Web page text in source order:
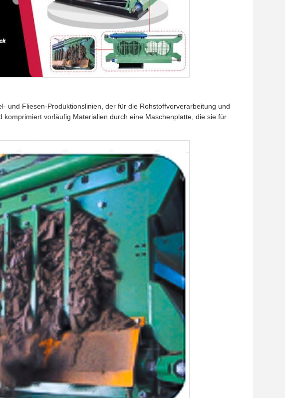
und Fliesen-Produktionslinien, der für die Rohstoffvorverarbeitung und
vorläufig Materialien durch eine Maschenplatte, die sie für